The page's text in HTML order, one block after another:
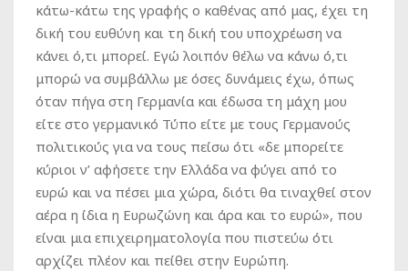
κάτω-κάτω της γραφής ο καθένας από μας, έχει τη
δική του ευθύνη και τη δική του υποχρέωση να
κάνει ό,τι μπορεί. Εγώ λοιπόν θέλω να κάνω ό,τι
μπορώ να συμβάλλω με όσες δυνάμεις έχω, όπως
όταν πήγα στη Γερμανία και έδωσα τη μάχη μου
είτε στο γερμανικό Τύπο είτε με τους Γερμανούς
πολιτικούς για να τους πείσω ότι «δε μπορείτε
κύριοι ν’ αφήσετε την Ελλάδα να φύγει από το
ευρώ και να πέσει μια χώρα, διότι θα τιναχθεί στον
αέρα η ίδια η Ευρωζώνη και άρα και το ευρώ», που
είναι μια επιχειρηματολογία που πιστεύω ότι
αρχίζει πλέον και πείθει στην Ευρώπη.